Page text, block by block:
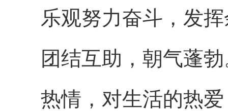
乐观努力奋斗，发
团结互助，朝气蓬
热情，对生活的热